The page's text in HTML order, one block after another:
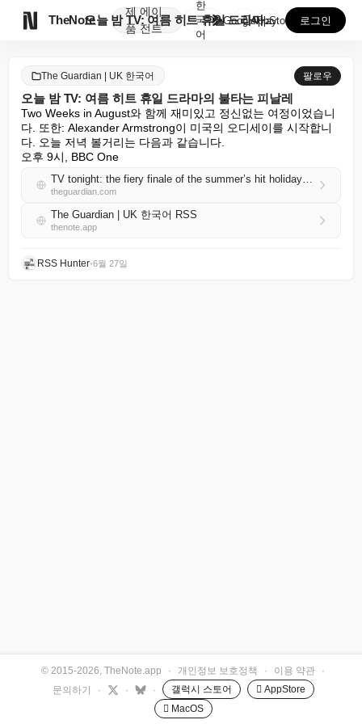
TheNote
제
품
에이
전트
오늘 밤 TV: 여름 히트 휴일 드라마의 불타는 피날레
한
국
어
GooglePlay
AppStore 로그인
The Guardian | UK 한국어 팔로우
오늘 밤 TV: 여름 히트 휴일 드라마의 불타는 피날레
Two Weeks in August와 함께 재미있고 정신없는 여정이었습니
다. 또한: Alexander Armstrong이 미국의 오디세이를 시작합니
다. 오늘 저녁 볼거리는 다음과 같습니다.
오후 9시, BBC One
TV tonight: the fiery finale of the summer’s hit holiday drama
theguardian.com
The Guardian | UK 한국어 RSS
thenote.app
RSS Hunter•6월 27일
© 2015-2026, TheNote.app · 개인정보 보호정책 · 이용 약관
·
문의하기
· · · 갤럭시 스토어
 AppStore
 MacOS